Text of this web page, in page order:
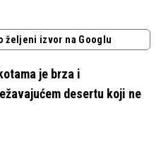
željeni izvor na Googlu
je brza i
desertu koji ne